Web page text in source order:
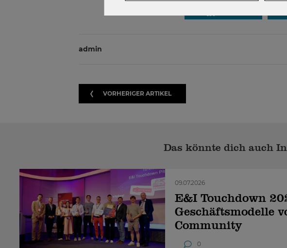
admin
VORHERIGER ARTIKEL
Das könnte dich auch
09.07.2026
E&I Touchdown
Geschäftsmodelle
Community
0